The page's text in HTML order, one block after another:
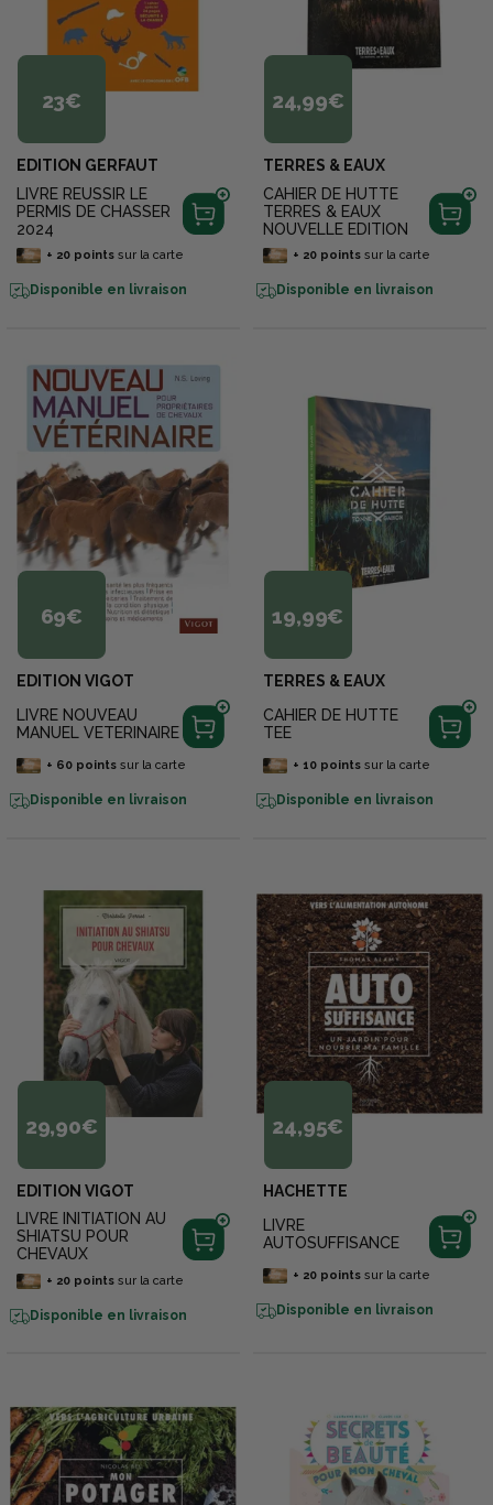
23€
EDITION GERFAUT
LIVRE REUSSIR LE
PERMIS DE CHASSER
2024
+ 20pointssur la carte
Disponible en livraison
24,99€
TERRES & EAUX
CAHIER DE HUTTE
TERRES & EAUX
NOUVELLE EDITION
+ 20pointssur la carte
Disponible en livraison
69€
EDITION VIGOT
LIVRE NOUVEAU
MANUEL VETERINAIRE
+ 60pointssur la carte
Disponible en livraison
19,99€
TERRES & EAUX
CAHIER DE HUTTE
TEE
+ 10pointssur la carte
Disponible en livraison
29,90€
EDITION VIGOT
LIVRE INITIATION AU
SHIATSU POUR
CHEVAUX
+ 20pointssur la carte
Disponible en livraison
24,95€
HACHETTE
LIVRE
AUTOSUFFISANCE
+ 20pointssur la carte
Disponible en livraison